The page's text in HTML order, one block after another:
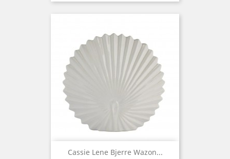
Cassie Lene Bjerre Wazon...